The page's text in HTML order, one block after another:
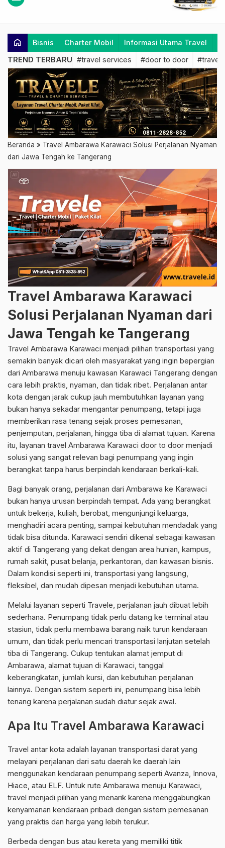
home Bisnis Charter Mobil Informasi Utama Travel
TREND TERBARU #travel services #door to door #travel
Beranda » Travel Ambarawa Karawaci Solusi Perjalanan Nyaman
dari Jawa Tengah ke Tangerang
Travel Ambarawa Karawaci
Solusi Perjalanan Nyaman dari
Jawa Tengah ke Tangerang
Travel Ambarawa Karawaci menjadi pilihan transportasi yang
semakin banyak dicari oleh masyarakat yang ingin bepergian
dari Ambarawa menuju kawasan Karawaci Tangerang dengan
cara lebih praktis, nyaman, dan tidak ribet. Perjalanan antar
kota dengan jarak cukup jauh membutuhkan layanan yang
bukan hanya sekadar mengantar penumpang, tetapi juga
memberikan rasa tenang sejak proses pemesanan,
penjemputan, perjalanan, hingga tiba di alamat tujuan. Karena
itu, layanan travel Ambarawa Karawaci door to door menjadi
solusi yang sangat relevan bagi penumpang yang ingin
berangkat tanpa harus berpindah kendaraan berkali-kali.
Bagi banyak orang, perjalanan dari Ambarawa ke Karawaci
bukan hanya urusan berpindah tempat. Ada yang berangkat
untuk bekerja, kuliah, berobat, mengunjungi keluarga,
menghadiri acara penting, sampai kebutuhan mendadak yang
tidak bisa ditunda. Karawaci sendiri dikenal sebagai kawasan
aktif di Tangerang yang dekat dengan area hunian, kampus,
rumah sakit, pusat belanja, perkantoran, dan kawasan bisnis.
Dalam kondisi seperti ini, transportasi yang langsung,
fleksibel, dan mudah dipesan menjadi kebutuhan utama.
Melalui layanan seperti Travele, perjalanan jauh dibuat lebih
sederhana. Penumpang tidak perlu datang ke terminal atau
stasiun, tidak perlu membawa barang naik turun kendaraan
umum, dan tidak perlu mencari transportasi lanjutan setelah
tiba di Tangerang. Cukup tentukan alamat jemput di
Ambarawa, alamat tujuan di Karawaci, tanggal
keberangkatan, jumlah kursi, dan kebutuhan perjalanan
lainnya. Dengan sistem seperti ini, penumpang bisa lebih
tenang karena perjalanan sudah diatur sejak awal.
Apa Itu Travel Ambarawa Karawaci
Travel antar kota adalah layanan transportasi darat yang
melayani perjalanan dari satu daerah ke daerah lain
menggunakan kendaraan penumpang seperti Avanza, Innova,
Hiace, atau ELF. Untuk rute Ambarawa menuju Karawaci,
travel menjadi pilihan yang menarik karena menggabungkan
kenyamanan kendaraan pribadi dengan sistem pemesanan
yang praktis dan harga yang lebih terukur.
Berbeda dengan bus atau kereta yang memiliki titik